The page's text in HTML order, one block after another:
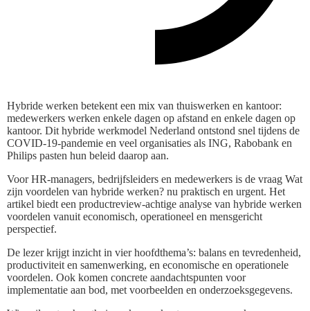
Hybride werken betekent een mix van thuiswerken en kantoor:
medewerkers werken enkele dagen op afstand en enkele dagen op
kantoor. Dit hybride werkmodel Nederland ontstond snel tijdens de
COVID-19-pandemie en veel organisaties als ING, Rabobank en
Philips pasten hun beleid daarop aan.
Voor HR-managers, bedrijfsleiders en medewerkers is de vraag Wat
zijn voordelen van hybride werken? nu praktisch en urgent. Het
artikel biedt een productreview-achtige analyse van hybride werken
voordelen vanuit economisch, operationeel en mensgericht
perspectief.
De lezer krijgt inzicht in vier hoofdthema’s: balans en tevredenheid,
productiviteit en samenwerking, en economische en operationele
voordelen. Ook komen concrete aandachtspunten voor
implementatie aan bod, met voorbeelden en onderzoeksgegevens.